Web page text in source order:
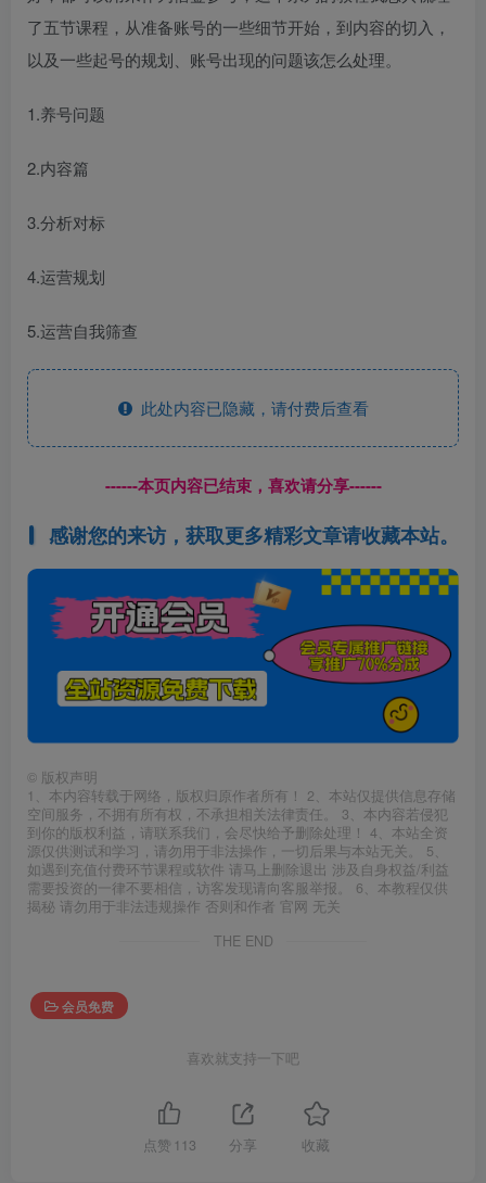
了五节课程，从准备账号的一些细节开始，到内容的切入，
以及一些起号的规划、账号出现的问题该怎么处理。
1.养号问题
2.内容篇
3.分析对标
4.运营规划
5.运营自我筛查
此处内容已隐藏，请付费后查看
------本页内容已结束，喜欢请分享------
感谢您的来访，获取更多精彩文章请收藏本站。
© 版权声明
1、本内容转载于网络，版权归原作者所有！ 2、本站仅提供信息存储
空间服务，不拥有所有权，不承担相关法律责任。 3、本内容若侵犯
到你的版权利益，请联系我们，会尽快给予删除处理！ 4、本站全资
源仅供测试和学习，请勿用于非法操作，一切后果与本站无关。 5、
如遇到充值付费环节课程或软件 请马上删除退出 涉及自身权益/利益
需要投资的一律不要相信，访客发现请向客服举报。 6、本教程仅供
揭秘 请勿用于非法违规操作 否则和作者 官网 无关
THE END
会员免费
喜欢就支持一下吧
点赞 113 分享 收藏